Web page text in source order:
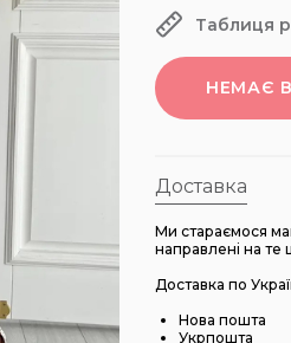
Таблиця
НЕМАЄ
Доставка
Ми стараємося
направлені на те
Доставка по
Нова пошта
Укрпошта